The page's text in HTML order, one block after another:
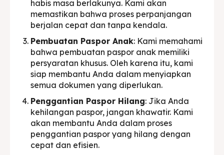
habis masa berlakunya. Kami akan
memastikan bahwa proses perpanjangan
berjalan cepat dan tanpa kendala.
Pembuatan Paspor Anak: Kami memahami
bahwa pembuatan paspor anak memiliki
persyaratan khusus. Oleh karena itu, kami
siap membantu Anda dalam menyiapkan
semua dokumen yang diperlukan.
Penggantian Paspor Hilang: Jika Anda
kehilangan paspor, jangan khawatir. Kami
akan membantu Anda dalam proses
penggantian paspor yang hilang dengan
cepat dan efisien.